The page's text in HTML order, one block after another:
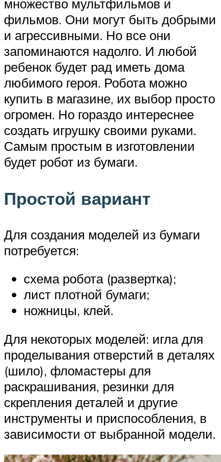
множество мультфильмов и
фильмов. Они могут быть добрыми
и агрессивными. Но все они
запоминаются надолго. И любой
ребенок будет рад иметь дома
любимого героя. Робота можно
купить в магазине, их выбор просто
огромен. Но гораздо интереснее
создать игрушку своими руками.
Самым простым в изготовлении
будет робот из бумаги.
Простой вариант
Для создания моделей из бумаги
потребуется:
схема робота (развертка);
лист плотной бумаги;
ножницы, клей.
Для некоторых моделей: игла для
проделывания отверстий в деталях
(шило), фломастеры для
раскрашивания, резинки для
скрепления деталей и другие
инструменты и приспособления, в
зависимости от выбранной модели.